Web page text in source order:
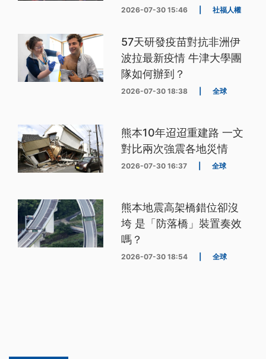
2026-07-30 15:46 社福人權
57天研發疫苗對抗非洲伊
波拉最新疫情 牛津大學團
隊如何辦到？
2026-07-30 18:38 全球
熊本10年迢迢重建路 一文
對比兩次強震各地災情
2026-07-30 16:37 全球
熊本地震高架橋錯位卻沒
垮 是「防落橋」裝置奏效
嗎？
2026-07-30 18:54 全球